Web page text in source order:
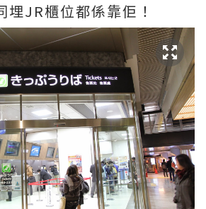
埋JR櫃位都係靠佢！